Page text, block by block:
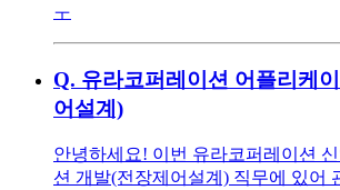
ㅜ
Q. 유라코퍼레이션 어플리케
어설계)
안녕하세요! 이번 유라코퍼레이션
션 개발(전장제어설계) 직무에 있어